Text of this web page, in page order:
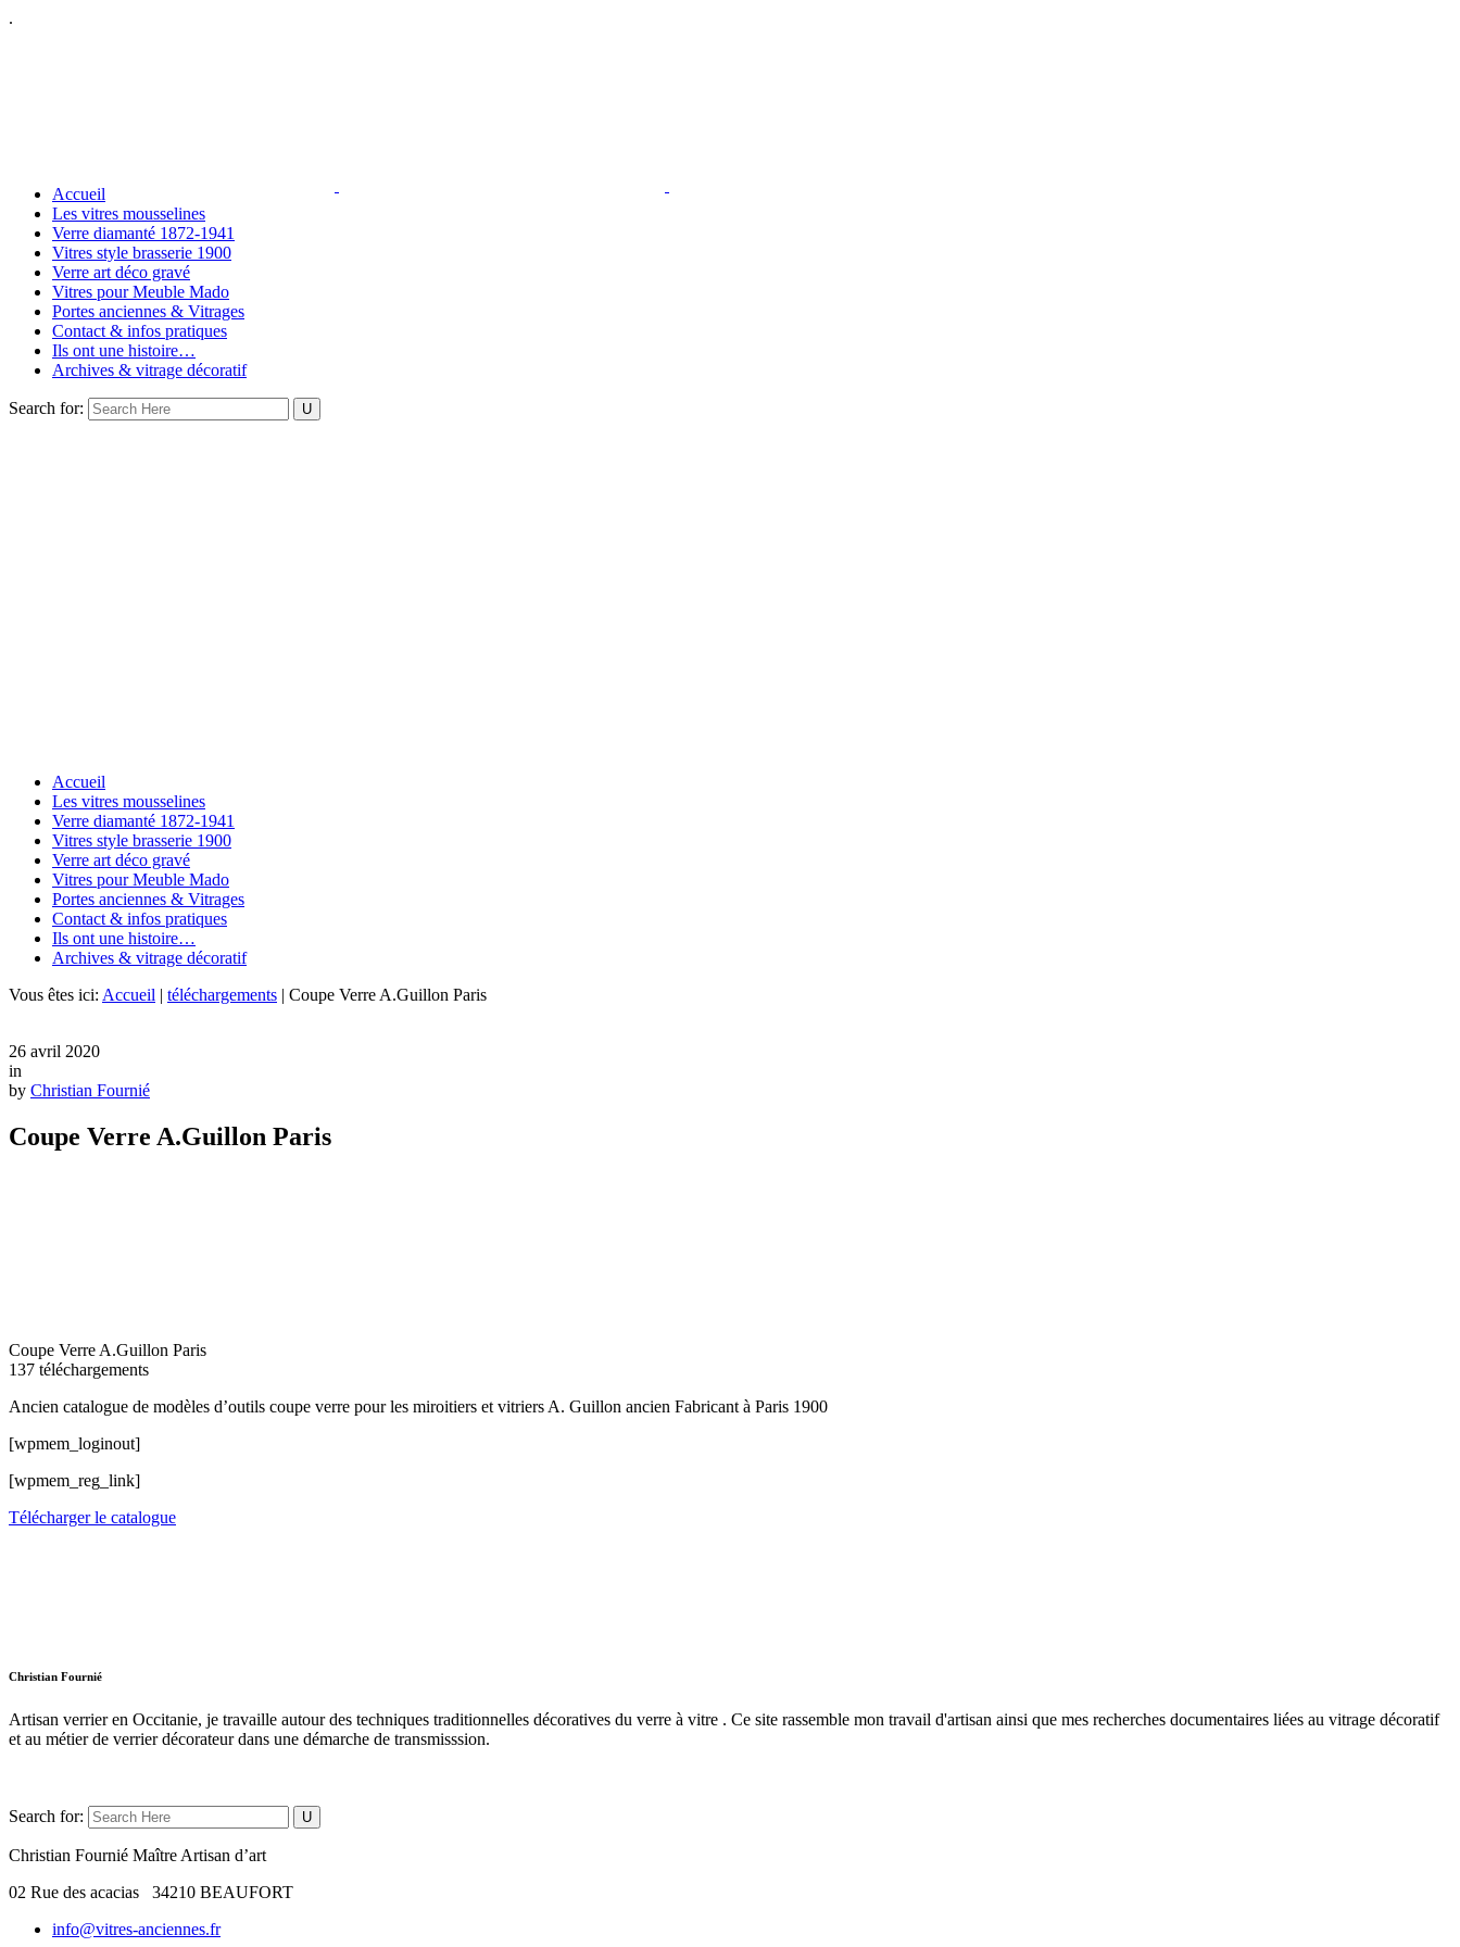
.
Accueil
Les vitres mousselines
Verre diamanté 1872-1941
Vitres style brasserie 1900
Verre art déco gravé
Vitres pour Meuble Mado
Portes anciennes & Vitrages
Contact & infos pratiques
Ils ont une histoire…
Archives & vitrage décoratif
Search for:
Accueil
Les vitres mousselines
Verre diamanté 1872-1941
Vitres style brasserie 1900
Verre art déco gravé
Vitres pour Meuble Mado
Portes anciennes & Vitrages
Contact & infos pratiques
Ils ont une histoire…
Archives & vitrage décoratif
Vous êtes ici: Accueil | téléchargements | Coupe Verre A.Guillon Paris
26 avril 2020
in
by Christian Fournié
Coupe Verre A.Guillon Paris
Coupe Verre A.Guillon Paris
137 téléchargements
Ancien catalogue de modèles d’outils coupe verre pour les miroitiers et vitriers A. Guillon ancien Fabricant à Paris 1900
[wpmem_loginout]
[wpmem_reg_link]
Télécharger le catalogue
Christian Fournié
Artisan verrier en Occitanie, je travaille autour des techniques traditionnelles décoratives du verre à vitre . Ce site rassemble mon travail d'artisan ainsi que mes recherches documentaires liées au vitrage décoratif
et au métier de verrier décorateur dans une démarche de transmisssion.
Search for:
Christian Fournié Maître Artisan d’art
02 Rue des acacias 34210 BEAUFORT
info@vitres-anciennes.fr